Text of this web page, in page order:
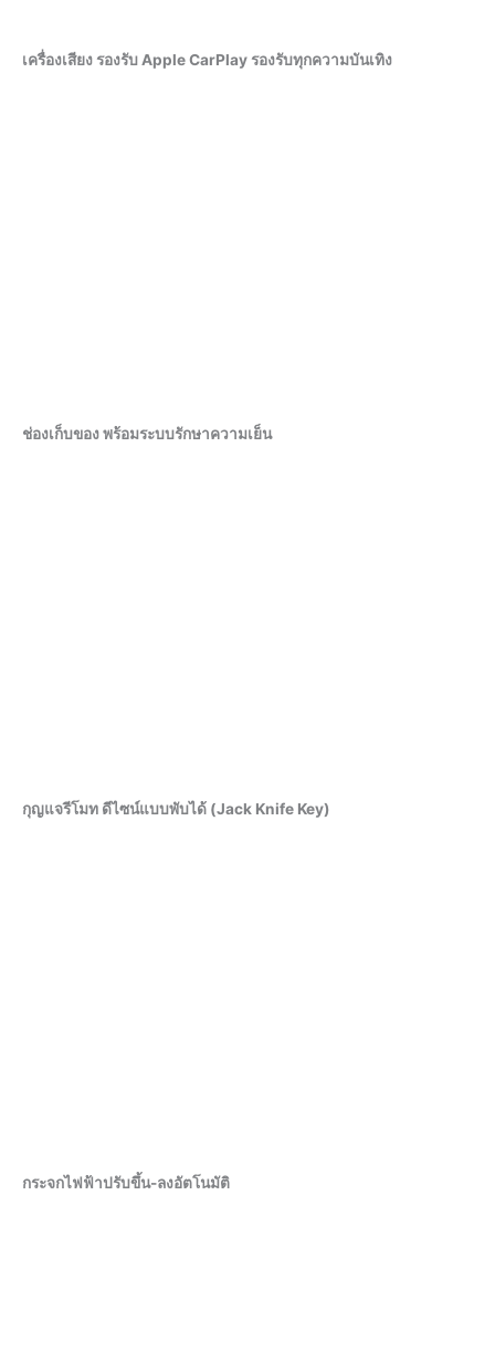
เครื่องเสียง รองรับ Apple CarPlay รองรับทุกความบันเทิง
ช่องเก็บของ พร้อมระบบรักษาความเย็น
กุญแจรีโมท ดีไซน์แบบพับได้ (Jack Knife Key)
กระจกไฟฟ้าปรับขึ้น-ลงอัตโนมัติ